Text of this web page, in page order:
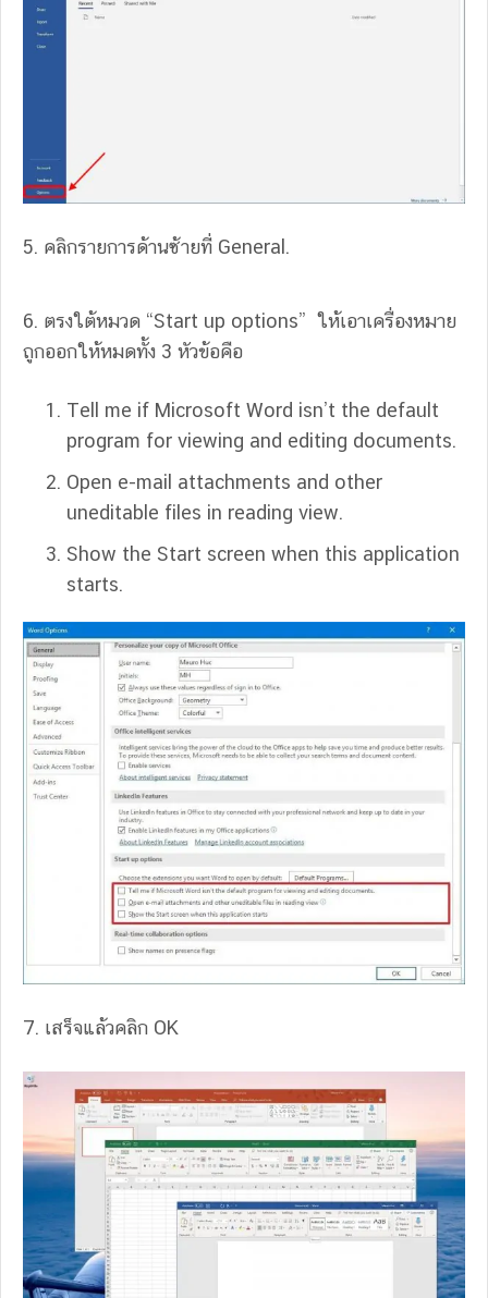
5. คลิกรายการด้านซ้ายที่ General.
6. ตรงใต้หมวด “Start up options” ให้เอาเครื่องหมาย
ถูกออกให้หมดทั้ง 3 หัวข้อคือ
Tell me if Microsoft Word isn’t the default
program for viewing and editing documents.
Open e-mail attachments and other
uneditable files in reading view.
Show the Start screen when this application
starts.
7. เสร็จแล้วคลิก OK